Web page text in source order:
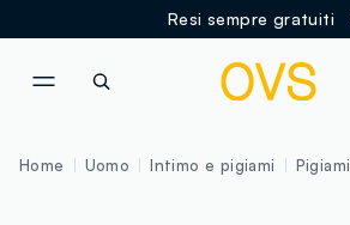
Resi sempre gratuiti
Home Uomo Intimo e pigiami Pigiami